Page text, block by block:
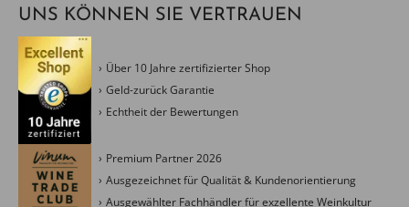
UNS KÖNNEN SIE VERTRAUEN
Über 10 Jahre zertifizierter Shop
Geld-zurück Garantie
Echtheit der Bewertungen
Premium Partner 2026
Ausgezeichnet für Qualität & Kundenorientierung
Ausgewählter Fachhändler für exzellente Weinkultur